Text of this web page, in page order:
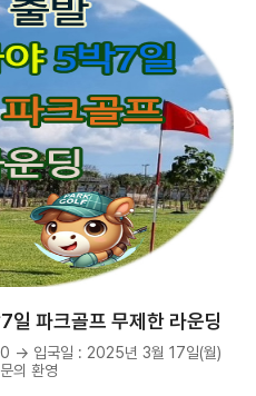
파크골프 무제한 라운딩
→ 입국일 : 2025년 3월 17일(월)
의 환영